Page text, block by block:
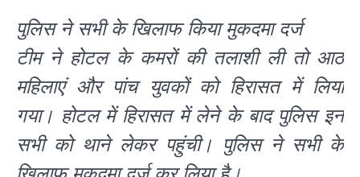
पुलिस ने सभी के खिलाफ किया मुकदमा दर्ज
टीम ने होटल के कमरों की तलाशी ली तो आठ
महिलाएं और पांच युवकों को हिरासत में लिया
गया। होटल में हिरासत में लेने के बाद पुलिस इन
सभी को थाने लेकर पहुंची। पुलिस ने सभी के